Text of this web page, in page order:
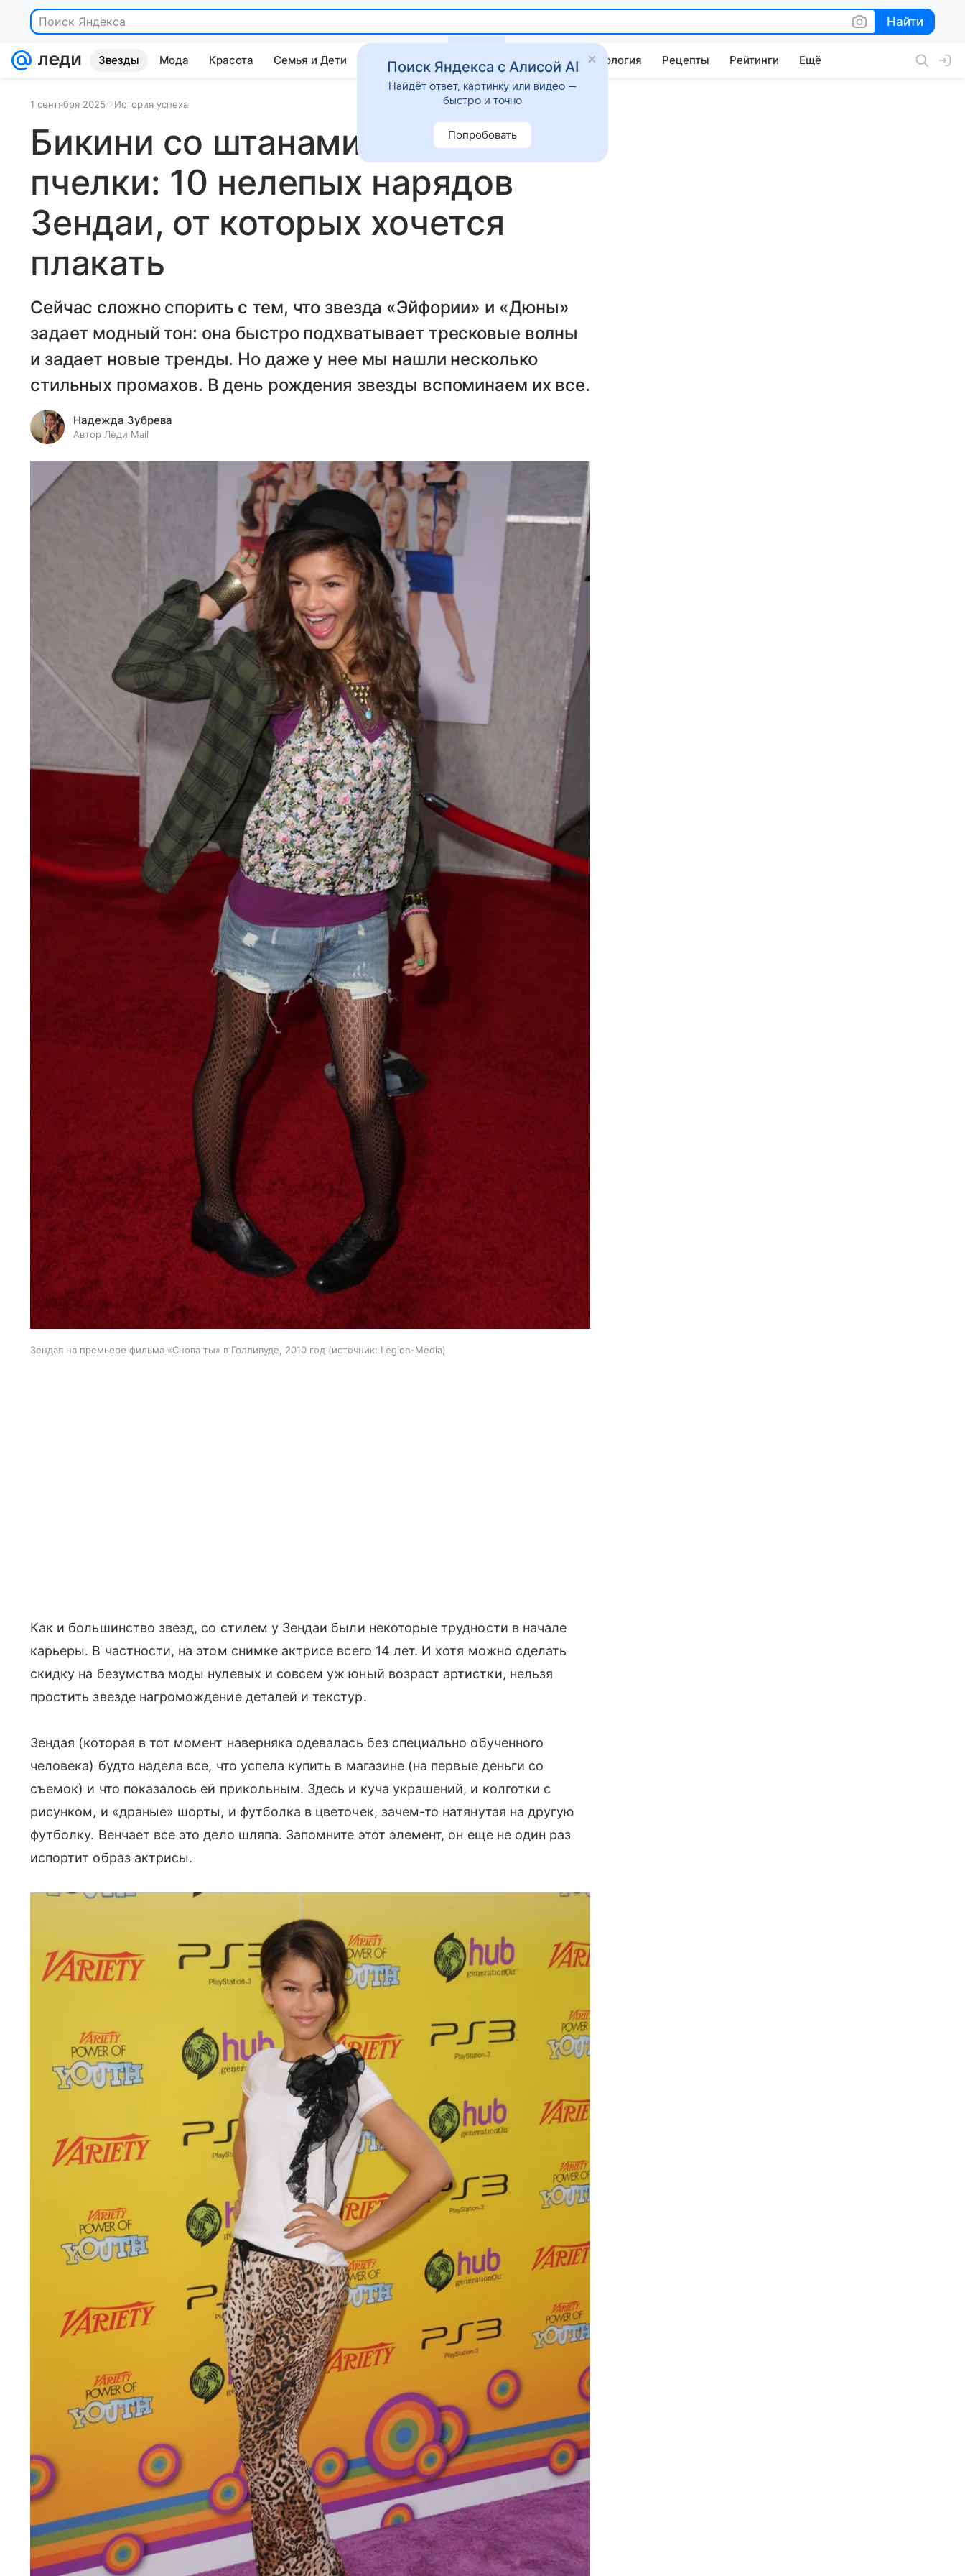
Поиск Яндекса Найти
Найти
Звезды Мода Красота Семья и Дети Дом Гороскопы Стиль жизни Психология Рецепты Рейтинги Ещё
1 сентября 2025 История успеха
Бикини со штанами и наряд
пчелки: 10 нелепых нарядов
Зендаи, от которых хочется
плакать
Сейчас сложно спорить с тем, что звезда «Эйфории» и «Дюны»
задает модный тон: она быстро подхватывает тресковые волны
и задает новые тренды. Но даже у нее мы нашли несколько
стильных промахов. В день рождения звезды вспоминаем их все.
Надежда Зубрева
Автор Леди Mail
Зендая на премьере фильма «Снова ты» в Голливуде, 2010 год источник: Legion-Media
Как и большинство звезд, со стилем у Зендаи были некоторые трудности в начале
карьеры. В частности, на этом снимке актрисе всего 14 лет. И хотя можно сделать
скидку на безумства моды нулевых и совсем уж юный возраст артистки, нельзя
простить звезде нагромождение деталей и текстур.
Зендая (которая в тот момент наверняка одевалась без специально обученного
человека) будто надела все, что успела купить в магазине (на первые деньги со
съемок) и что показалось ей прикольным. Здесь и куча украшений, и колготки с
рисунком, и «драные» шорты, и футболка в цветочек, зачем-то натянутая на другую
футболку. Венчает все это дело шляпа. Запомните этот элемент, он еще не один раз
испортит образ актрисы.
Поиск Яндекса с Алисой AI
Найдёт ответ, картинку или видео —
быстро и точно
Попробовать